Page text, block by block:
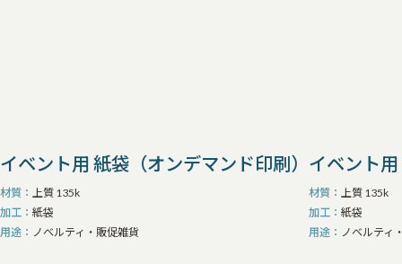
イベント用 紙袋（オンデマンド印刷）
材質
上質 135k
加工
紙袋
用途
ノベルティ・販促雑貨
イベント
材質
上質 135k
加工
紙袋
用途
ノベルティ